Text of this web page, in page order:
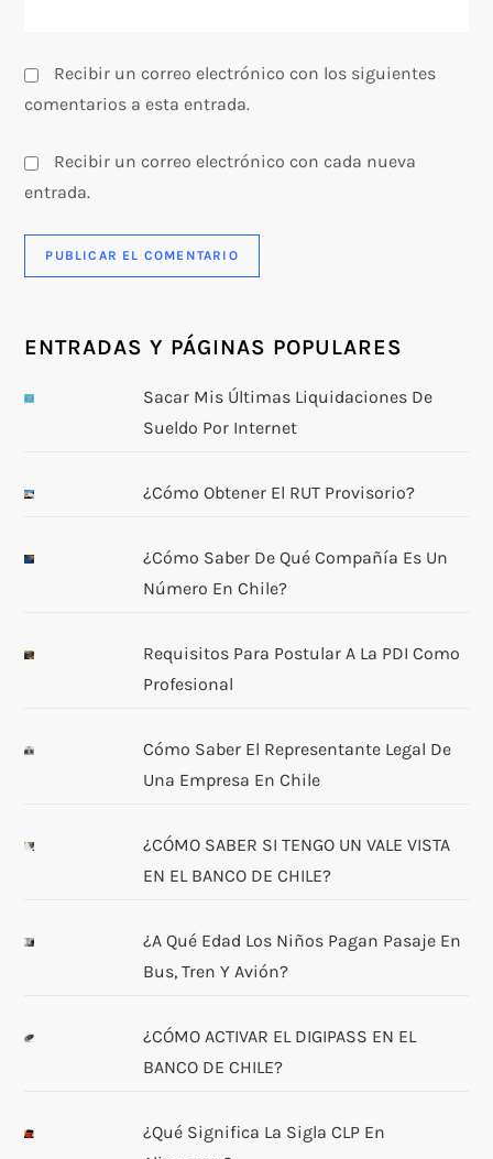
s
Recibir un correo electrónico con los siguientes
comentarios a esta entrada.
Recibir un correo electrónico con cada nueva
entrada.
ENTRADAS Y PÁGINAS POPULARES
Sacar Mis Últimas Liquidaciones De
Sueldo Por Internet
¿Cómo Obtener El RUT Provisorio?
¿Cómo Saber De Qué Compañía Es Un
Número En Chile?
Requisitos Para Postular A La PDI Como
Profesional
Cómo Saber El Representante Legal De
Una Empresa En Chile
¿CÓMO SABER SI TENGO UN VALE VISTA
EN EL BANCO DE CHILE?
¿A Qué Edad Los Niños Pagan Pasaje En
Bus, Tren Y Avión?
¿CÓMO ACTIVAR EL DIGIPASS EN EL
BANCO DE CHILE?
¿Qué Significa La Sigla CLP En